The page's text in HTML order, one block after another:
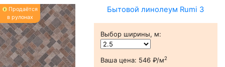
Продаётся
в рулонах
Бытовой линолеум Rumi 3
Выбор ширины, м:
Ваша цена: 546 ₽/м2